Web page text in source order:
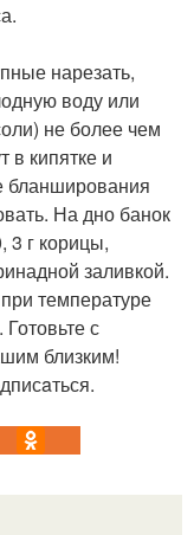
нарезать,
воду или
не более чем
в кипятке и
бланширования
На дно банок
3 г корицы,
заливкой.
температуре
с
близким!